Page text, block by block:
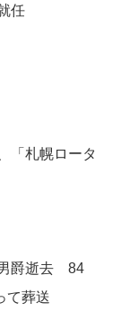
任
「札幌ロータ
爵逝去 84
て葬送